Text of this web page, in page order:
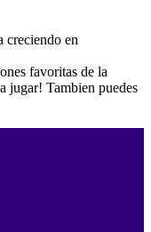
creciendo en
favoritas de la
jugar! Tambien puedes